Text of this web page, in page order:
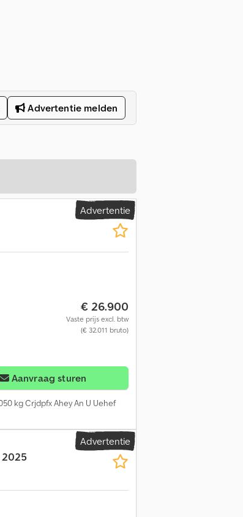
Advertentie melden
Advertentie
€ 26.900
Vaste prijs excl. btw
(€ 32.011 bruto)
Aanvraag sturen
kg Crjdpfx Ahey An U Uehef
Advertentie